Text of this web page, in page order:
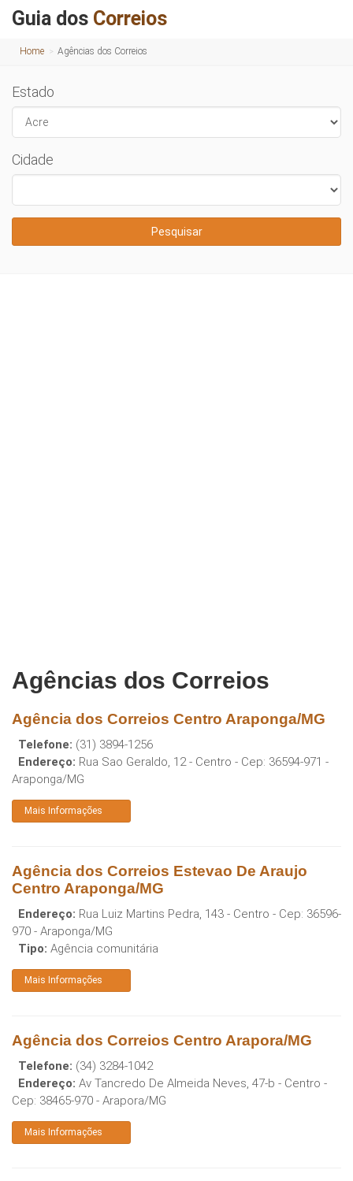
Guia dos Correios
Home Agências dos Correios
Estado
Cidade
Pesquisar
Agências dos Correios
Agência dos Correios Centro Araponga/MG
Telefone: (31) 3894-1256
Endereço: Rua Sao Geraldo, 12 - Centro - Cep: 36594-971 -
Araponga/MG
Mais Informações
Agência dos Correios Estevao De Araujo
Centro Araponga/MG
Endereço: Rua Luiz Martins Pedra, 143 - Centro - Cep: 36596-
970 - Araponga/MG
Tipo: Agência comunitária
Mais Informações
Agência dos Correios Centro Arapora/MG
Telefone: (34) 3284-1042
Endereço: Av Tancredo De Almeida Neves, 47-b - Centro -
Cep: 38465-970 - Arapora/MG
Mais Informações